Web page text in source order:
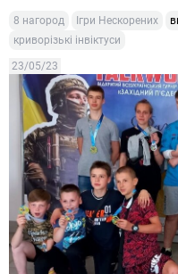
8 нагород Ігри Нескорених
криворізькі інвіктуси
23/05/23